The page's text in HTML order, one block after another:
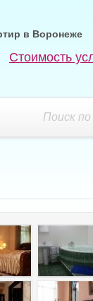
в Воронеже
Стоимость
Поиск